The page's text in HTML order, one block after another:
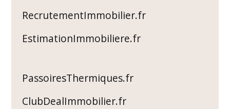
RecrutementImmobilier.fr
EstimationImmobiliere.fr
PassoiresThermiques.fr
ClubDealImmobilier.fr